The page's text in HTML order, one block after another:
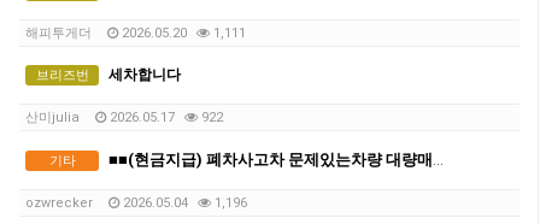
해피투게더 2026.05.20 1,111
브리즈번 세차합니다
산미julia 2026.05.17 922
기타 ■■(현금지급) 폐차사고차 문제있는차량 대량매입합니다 ■■
ozwrecker 2026.05.04 1,196